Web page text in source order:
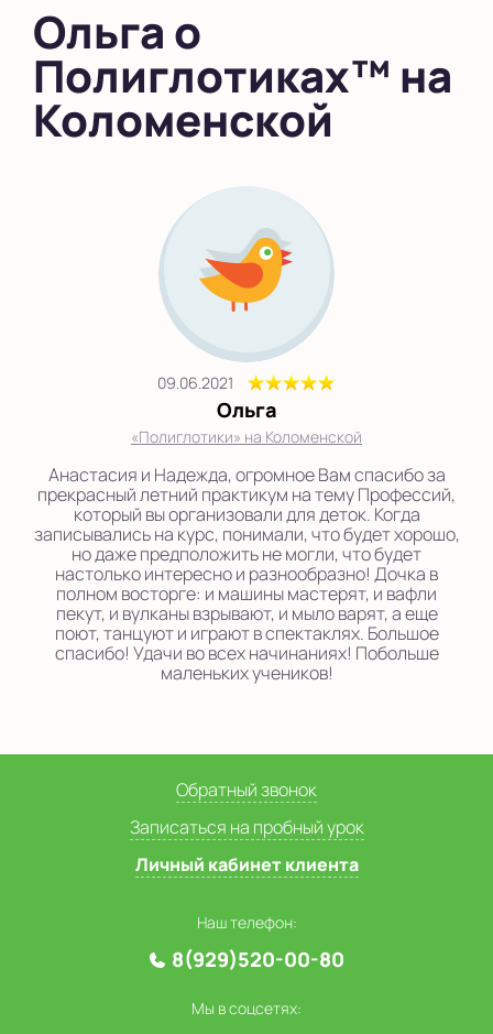
в Южном Бутово
во Внуково
на Беломорской
на Коломенской
в Московской
области
Показать на карте
Выбрать другой город
Ольга о
Полиглотиках™ на
Коломенской
09.06.2021
Ольга
«Полиглотики» на Коломенской
Анастасия и Надежда, огромное Вам спасибо за
прекрасный летний практикум на тему Профессий,
который вы организовали для деток. Когда
записывались на курс, понимали, что будет хорошо,
но даже предположить не могли, что будет
настолько интересно и разнообразно! Дочка в
полном восторге: и машины мастерят, и вафли
пекут, и вулканы взрывают, и мыло варят, а еще
поют, танцуют и играют в спектаклях. Большое
спасибо! Удачи во всех начинаниях! Побольше
маленьких учеников!
Обратный звонок
Записаться на пробный урок
Личный кабинет клиента
Наш телефон:
8(929)520-00-80
Мы в соцсетях: